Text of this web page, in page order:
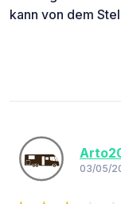
kann von dem
03/05/